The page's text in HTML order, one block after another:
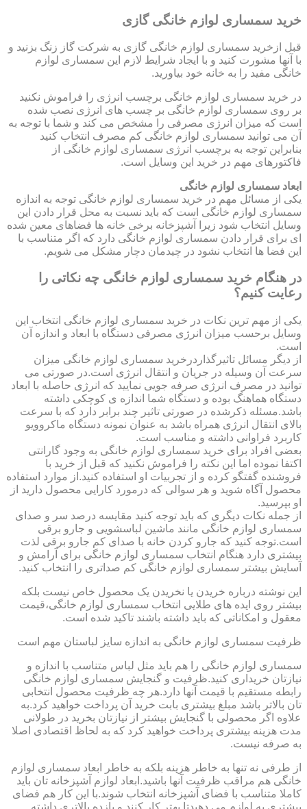
خرید سمساری لوازم خانگی گازی
قبل ازخرید سمساری لوازم خانگی گازی به شرکت گاز زنگ بزنید و
با آنها مشورت کنید و با ایجاد شرایط لازم این سمساری لوازم
خانگی مفید را به خانه خود بیاورید.
در خرید سمساری لوازم خانگی برچسب انرژی را فراموش نکنید
بر روی سمساری لوازم خانگی بر چسب های انرژی نصب شده
است که میزان انرژی مصرفی را مشخص می کند و شما با توجه به
آن می توانید سمساری لوازم خانگی کم مصرف انتخاب کنید
بنابراین توجه به برچسب انرژی سمساری لوازم خانگی از
فاکتورهای مهم در خرید این وسایل است.
ابعاد سمساری لوازم خانگی
یکی از مسائل مهم در خرید سمساری لوازم خانگی توجه به اندازه
سمساری لوازم خانگی است که باید نسبت به محل قرار دادن این
وسایل انتخاب شود زیرا آشپزخانه برخی خانه ها فضاهای معین شده
ای برای قرار دادن سمساری لوازم خانگی دارد که اگر متناسب با
این فضا ها انتخاب نشود در چیدمان دچار مشکل می شویم.
در هنگام خرید سمساری لوازم خانگی چه نکاتی را
رعایت کنیم؟
یکی از مهم ترین نکات در خرید سمساری لوازم خانگی انتخاب این
وسایل برحسب میزان انرژی مصرفی دستگاه با ابعاد و اندازه آن
است.
از دیگر مسائل تاثیرگذاردرخرید سمساری لوازم خانگی میزان
سرعت آن وسیله در جریان و انتقال انرژی است.در صورتی می
توانید در مصرف انرژی صرفه جویی نمایید که انرژی حاصله با ابعاد
دستگاه هماهنگ بوده و دستگاه شما اندازه ی کوچکی داشته
باشد.مسئله ذکرشده در صورتی تاثیر چند برابر دارد که با سرعت
بالای انتقال انرژی همراه باشد به عنوان نمونه دستگاه ماکروویو
کاربرد فراوانی داشته و مناسب است.
بعضی افراد برای خرید سمساری لوازم خانگی به وجود گارانتی
اکتفا نموده اما این نکته را فراموش نکنید که قبل از خرید با
فروشنده گفتگو کرده و از تجربیات او استفاده کنید.از موارد استفاده
محصول آگاه شوید و هر سوالی که درمورد کارایی محصول دارید از
او بپرسید.
از جمله نکات دیگری که باید توجه کنید مقایسه درصد سر و صدای
سمساری لوازم خانگی مانند ماشین لباسشویی و جارو برقی
است.توجه کنید که جارو کردن خانه با صدای کم جارو برقی لذت
بیشتری دارد هنگام انتخاب سمساری لوازم خانگی برای آرامش و
آسایش بیشتر سمساری لوازم خانگی کم صداتری را انتخاب کنید.
این نوشته درباره خریدن یا نخریدن یک محصول خاص نیست بلکه
بیشتر روی ایده های طلایی انتخاب سمساری لوازم خانگی،قیمت
معقول و امکاناتی که باید داشته باشند تاکید شده است.
ظرفیت سمساری لوازم خانگی به اندازه سایز لباستان مهم است
سمساری لوازم خانگی را هم باید مثل لباس متناسب با اندازه و
نیازتان خریداری کنید.ظرفیت و گنجایش سمساری لوازم خانگی
رابطه مستقیم با قیمت آنها دارد.هر چه ظرفیت محصول انتخابی
تان بالاتر باشد مبلغ بیشتری بابت خرید آن پرداخت خواهید کرد.به
علاوه اگر محصولی با گنجایش بیشتر از نیازتان بخرید در طولانی
مدت هزینه بیشتری پرداخت خواهید کرد که به لحاظ اقتصادی اصلا
به صرفه نیست.
از طرفی نه تنها به خاطر هزینه بلکه به خاطر ابعاد سمساری لوازم
خانگی هم مراقب ظرفیت آنها باشید.ابعاد لوازم آشپزخانه تان باید
کاملا متناسب با فضای آشپزخانه انتخاب شوند.با این کار هم فضای
بیشتری به لوازم می دهیدتا بهتر کار کنند و بازده بالاتری داشته